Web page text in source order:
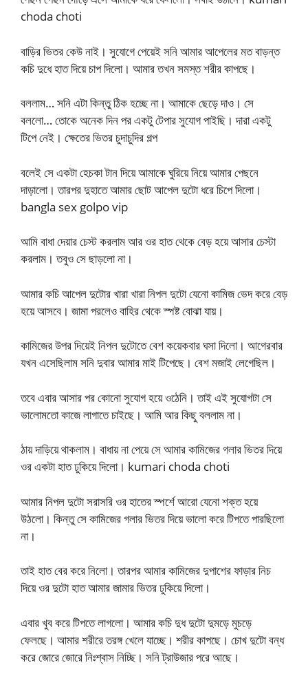
choda choti
বাড়ির ভিতর কেউ নাই। সুযোগে পেয়েই সনি আমার আপেলের মত বাড়ন্ত
কচি দুধে হাত দিয়ে চাপ দিলো। আমার তখন সমস্ত শরীর কাপছে।
বললাম… সনি এটা কিন্তু ঠিক হচ্ছে না। আমাকে ছেড়ে দাও। সে
বললো… তোকে অনেক দিন পর একটু টেপার সুযোগ পাইছি। দারা একটু
টিপে নেই। ক্ষেতের ভিতর চুদাচুদির গল্প
বলেই সে একটা হেচকা টান দিয়ে আমাকে ঘুরিয়ে নিয়ে আমার পেছনে
দাড়ালো। তারপর দুহাতে আমার ছোট আপেল দুটো ধরে চিপে দিলো।
bangla sex golpo vip
আমি বাধা দেয়ার চেস্ট করলাম আর ওর হাত থেকে বেড় হয়ে আসার চেস্টা
করলাম। তবুও সে ছাড়লো না।
আমার কচি আপেল দুটোর খারা খারা নিপল দুটো যেনো কামিজ ভেদ করে বেড়
হয়ে আসবে। জামা পরলেও বাহির থেকে স্পষ্ট বোঝা যায়।
কামিজের উপর দিয়েই নিপল দুটোতে বেশ কয়েকবার ঘসা দিলো। আগেরবার
যখন এসেছিলাম সনি দুবার আমার মাই টিপেছে। বেশ মজাই লেগেছিল।
তবে এবার আসার পর কোনো সুযোগ হয়ে ওঠেনি। তাই এই সুযোগটা সে
ভালোমতো কাজে লাগাতে চাইছে। আমি আর কিছু বললাম না।
ঠায় দাড়িয়ে থাকলাম। বাধায় না পেয়ে সে আমার কামিজের গলার ভিতর দিয়ে
ওর একটা হাত ঢুকিয়ে দিলো। kumari choda choti
আমার নিপল দুটো সরাসরি ওর হাতের স্পর্শে আরো যেনো শক্ত হয়ে
উঠলো। কিন্তু সে কামিজের গলার ভিতর দিয়ে ভালো করে টিপতে পারছিলো
না।
তাই হাত বের করে নিলো। তারপর আমার কামিজের দুপাশের ফাড়ার নিচ
দিয়ে ওর দুটো হাত আমার জামার ভিতর ঢুকিয়ে দিলো।
এবার খুব করে টিপতে লাগলো। আমার কচি দুধ দুটো দুমড়ে মুচড়ে
ফেলছে। আমার শরীরে তরঙ্গ খেলে যাচ্ছে। শরীর কাপছে। চোখ দুটো বন্ধ
করে জোরে জোরে নিঃশ্বাস নিচ্ছি। সনি ট্রাউজার পরে আছে।